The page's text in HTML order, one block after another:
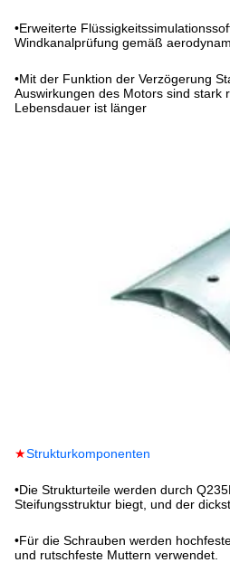
•Erweiterte
Windkanalprüfung gemäß
•Mit der Funktion der Verzögerung
Auswirkungen des Motors sind stark
Lebensdauer ist länger
★Strukturkomponenten
•Die Strukturteile werden durch
Steifungsstruktur biegt, und der
•Für die Schrauben werden
und rutschfeste Muttern verwendet.